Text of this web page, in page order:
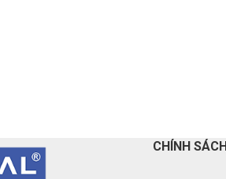
CHÍNH